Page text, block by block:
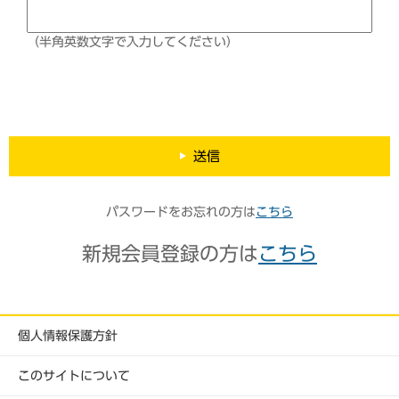
（半角英数文字で入力してください）
送信
パスワードをお忘れの方は こちら
新規会員登録の方は こちら
個人情報保護方針
このサイトについて